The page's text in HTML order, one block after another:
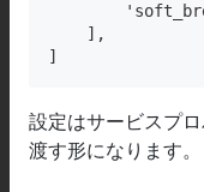
    ],
]
設定はサービスプ
渡す形になります。